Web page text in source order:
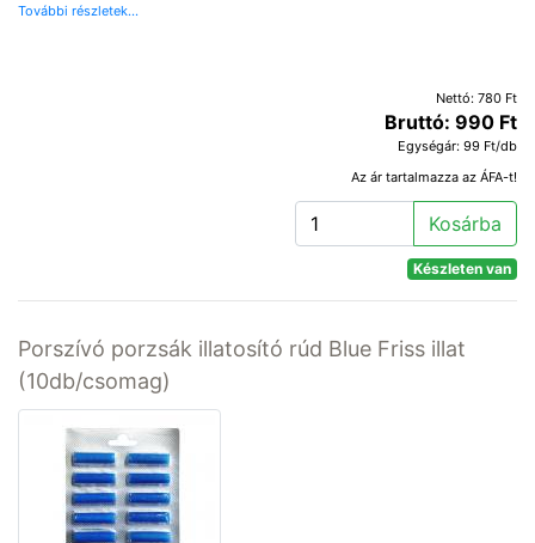
További részletek...
Nettó: 780 Ft
Bruttó: 990 Ft
Egységár: 99 Ft/db
Az ár tartalmazza az ÁFA-t!
Kosárba
Készleten van
Porszívó porzsák illatosító rúd Blue Friss illat
(10db/csomag)